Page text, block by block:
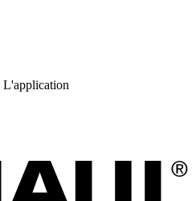
L'application